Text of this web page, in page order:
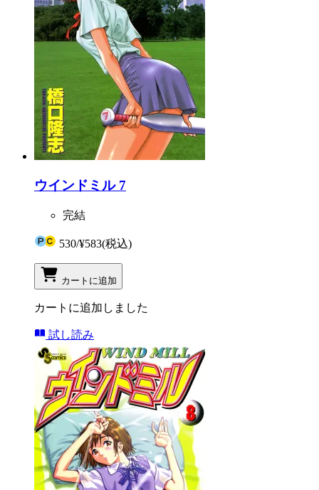
ウインドミル 7
完結
530/¥583(税込)
カートに追加
カートに追加しました
試し読み